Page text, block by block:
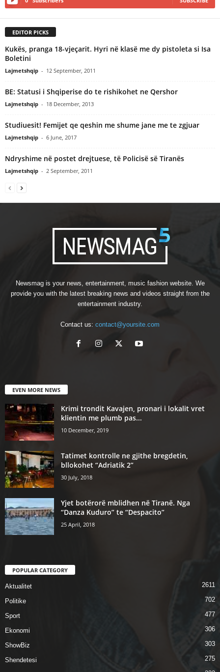
EDITOR PICKS
Kukës, pranga 18-vjeçarit. Hyri në klasë me dy pistoleta si Isa
Boletini
Lajmetshqip - 12 September, 2011
BE: Statusi i Shqiperise do te rishikohet ne Qershor
Lajmetshqip - 18 December, 2013
Studiuesit! Femijet qe qeshin me shume jane me te zgjuar
Lajmetshqip - 6 June, 2017
Ndryshime në postet drejtuese, të Policisë së Tiranës
Lajmetshqip - 2 September, 2011
Newsmag is your news, entertainment, music fashion website. We
provide you with the latest breaking news and videos straight from the
entertainment industry.
Contact us: contact@yoursite.com
EVEN MORE NEWS
Krimi trondit Kavajen, pronari i lokalit vret
klientin me plumb pas...
10 December, 2019
Tatimet kontrolle ne gjithe bregdetin,
bllokohet “Adriatik 2”
30 July, 2018
Yjet botërorë mblidhen në Tiranë. Nga
“Danza Kuduro” te “Despacito”
25 April, 2018
POPULAR CATEGORY
Aktualitet 2611
Politike 702
Sport 477
Ekonomi 306
ShowBiz 303
Shendetesi 275